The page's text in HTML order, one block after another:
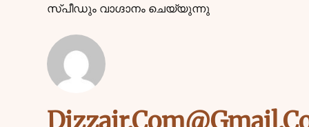
സ്പീഡും വാഗ്ദാനം ചെയ്യുന്നു